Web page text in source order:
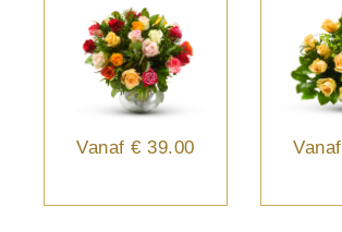
Vanaf € 39.00 Vanaf